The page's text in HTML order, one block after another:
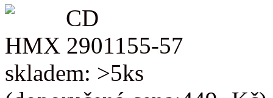
CD
HMX 2901155-57
skladem: >5ks